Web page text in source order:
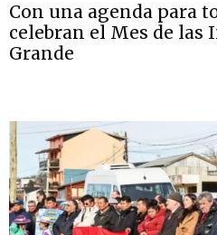
Con una agenda para
celebran el Mes de las
Grande